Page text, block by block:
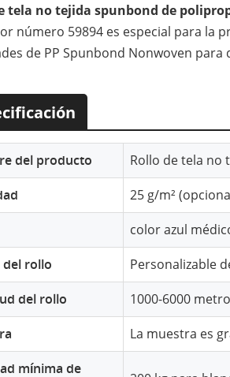
tela no tejida spunbond de
número 59894 es especial para la
de PP Spunbond Nonwoven para
del producto
Rollo de tela no
25 g/m²
color azul
rollo
Personalizable
del rollo
1000-6000
La muestra es
mínima de